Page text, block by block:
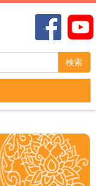
検索